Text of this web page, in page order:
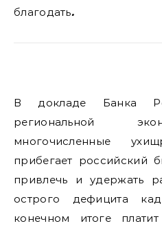
благодать.
В докладе Банка
региональной
многочисленные
прибегает российский
привлечь и удержать
острого дефицита
конечном итоге